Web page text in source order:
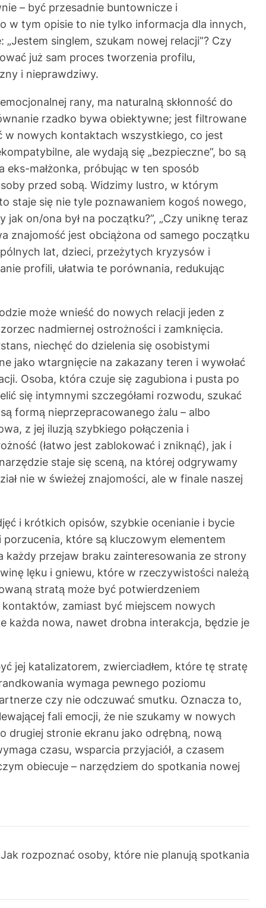
– być przesadnie buntownicze i
w tym opisie to nie tylko informacja dla innych,
singlem, szukam nowej relacji”? Czy
już sam proces tworzenia profilu,
i nieprawdziwy.
rany, ma naturalną skłonność do
rzadko bywa obiektywne; jest filtrowane
w nowych kontaktach wszystkiego, co jest
ale wydają się „bezpieczne”, bo są
eks-małżonka, próbując w ten sposób
przed sobą. Widzimy lustro, w którym
staje się nie tyle poznawaniem kogoś nowego,
on/ona był na początku?”, „Czy uniknę teraz
znajomość jest obciążona od samego początku
lat, dzieci, przeżytych kryzysów i
profili, ułatwia te porównania, redukując
może wnieść do nowych relacji jeden z
nadmiernej ostrożności i zamknięcia.
niechęć do dzielenia się osobistymi
jako wtargnięcie na zakazany teren i wywołać
Osoba, która czuje się zagubiona i pusta po
się intymnymi szczegółami rozwodu, szukać
formą nieprzepracowanego żalu – albo
z jej iluzją szybkiego połączenia i
(łatwo jest zablokować i zniknąć), jak i
staje się sceną, na której odgrywamy
nie w świeżej znajomości, ale w finale naszej
i krótkich opisów, szybkie ocenianie i bycie
które są kluczowym elementem
każdy przejaw braku zainteresowania ze strony
lęku i gniewu, które w rzeczywistości należą
stratą może być potwierdzeniem
zamiast być miejscem nowych
każda nowa, nawet drobna interakcja, będzie je
jej katalizatorem, zwierciadłem, które tę stratę
wymaga pewnego poziomu
czy nie odczuwać smutku. Oznacza to,
fali emocji, że nie szukamy w nowych
drugiej stronie ekranu jako odrębną, nową
czasu, wsparcia przyjaciół, a czasem
obiecuje – narzędziem do spotkania nowej
Jak rozpoznać osoby, które nie planują spotkania